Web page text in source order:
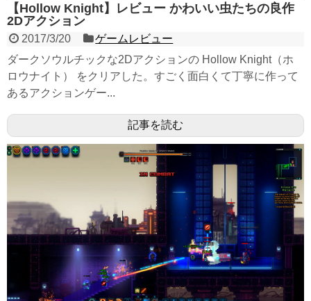
【Hollow Knight】レビュー かわいい虫たちの良作
2Dアクション
2017/3/20
ゲームレビュー
ダークソウルチックな2Dアクションの Hollow Knight（ホ
ロウナイト） をクリアした。すごく面白くて丁寧に作って
あるアクションゲー...
記事を読む